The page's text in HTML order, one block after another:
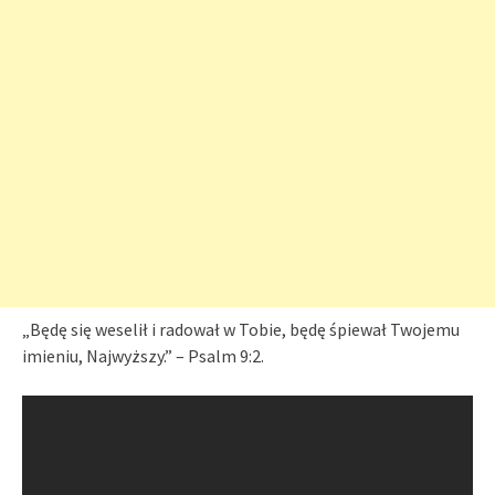
„Będę się weselił i radował w Tobie, będę śpiewał Twojemu
imieniu, Najwyższy.” – Psalm 9:2.